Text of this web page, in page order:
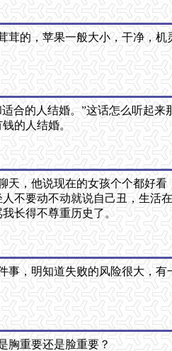
茸的，苹果一般大小，干净，
合的人结婚。”这话怎么听起来
的人结婚。
天，他说现在的女孩个个都好
不要动不动就说自己丑，生活
长得不尊重历史了。
事，明知道失败的风险很大，
胸重要还是脸重要？